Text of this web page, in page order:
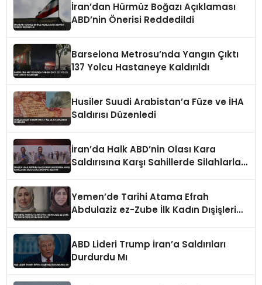
İran’dan Hürmüz Boğazı Açıklaması
ABD’nin Önerisi Reddedildi
Barselona Metrosu’nda Yangın Çıktı
137 Yolcu Hastaneye Kaldırıldı
Husiler Suudi Arabistan’a Füze ve İHA
Saldırısı Düzenledi
İran’da Halk ABD’nin Olası Kara
Saldırısına Karşı Sahillerde Silahlarla
Yemen’de Tarihi Atama Efrah
Abdulaziz ez-Zube İlk Kadın Dışişleri
ABD Lideri Trump İran’a Saldırıları
Durdurdu Mı